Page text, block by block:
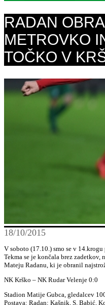
RADAN
METROVKO
TOČKO V
18/10/2015
V soboto (17.10.) smo se v
Tekma se je končala brez
Mateju Radanu, ki je obranil
NK Krško – NK Rudar Velenje 0:0
Stadion Matije Gubca, gledalcev
Postava: Radan; Kašnik, S. Babić,